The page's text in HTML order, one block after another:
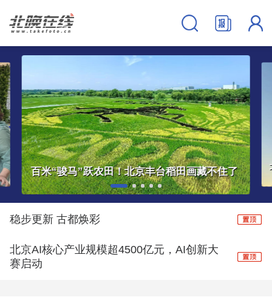
百米“骏马”跃农田！北京丰台稻田画藏不住了
稳步更新 古都焕彩
北京AI核心产业规模超4500亿元，AI创新大
赛启动